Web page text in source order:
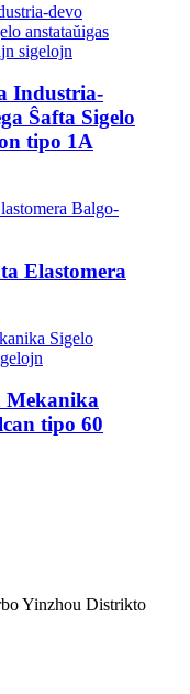
Industria-
Ŝafta Sigelo
tipo 1A
Elastomera
Mekanika
tipo 60
Yinzhou Distrikto